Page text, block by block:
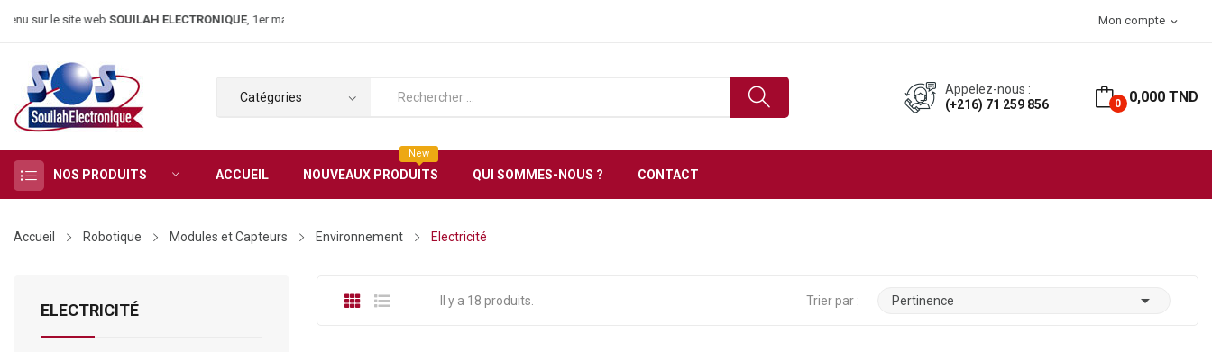
Mon compte expand_more
le site webSOUILAH ELECTRONIQUE, 1er magasin d’électronique en Tunisie Livraison gratuite à partir de 150 DT d’achat
0 0,000 TND
Appelez-nous :
(+216) 71 259 856
NOS PRODUITS ACCUEIL NOUVEAUX PRODUITS
New
QUI SOMMES-NOUS ? CONTACT
Accueil Robotique Modules et Capteurs Environnement Electricité
ELECTRICITÉ Il y a 18 produits. Trier par : Pertinence 